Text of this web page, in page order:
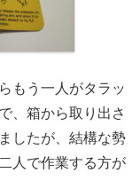
もう一人がタラッ
、箱から取り出さ
したが、結構な勢
人で作業する方が